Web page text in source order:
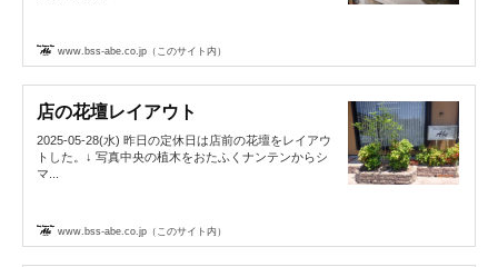
www.bss-abe.co.jp（このサイト内）
店の花壇レイアウト
2025-05-28(水) 昨日の定休日は店前の花壇をレイアウ
トした。↓ 写真中央の植木をおたふくナンテンからシ
マ...
www.bss-abe.co.jp（このサイト内）